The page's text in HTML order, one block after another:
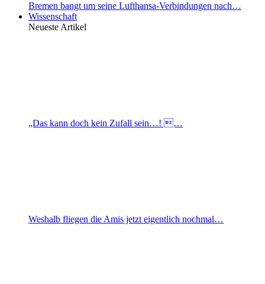
Bremen bangt um seine Lufthansa-Verbindungen nach…
Wissenschaft
Neueste Artikel
„Das kann doch kein Zufall sein…! …
Weshalb fliegen die Amis jetzt eigentlich nochmal…